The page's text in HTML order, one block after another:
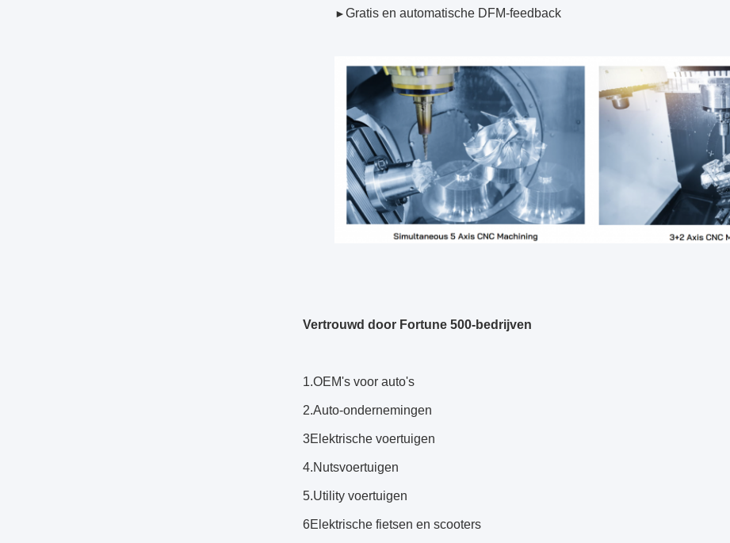
►Gratis en automatische DFM-feedback
Vertrouwd door Fortune 500-bedrijven
1.OEM's voor auto's
2.Auto-ondernemingen
3Elektrische voertuigen
4.Nutsvoertuigen
5.Utility voertuigen
6Elektrische fietsen en scooters